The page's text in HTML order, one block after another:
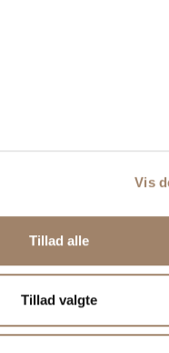
Vis
Tillad alle
Tillad valgte
om